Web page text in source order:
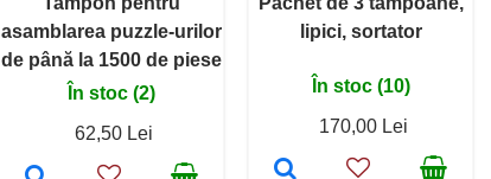
asamblarea puzzle-urilor
de până la 1500 de piese
În stoc (2)
62,50 Lei
lipici, sortator
În stoc (10)
170,00 Lei